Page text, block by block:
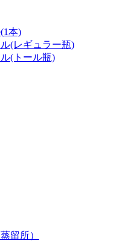
本)
(レギュラー瓶)
(トール瓶)
留所）